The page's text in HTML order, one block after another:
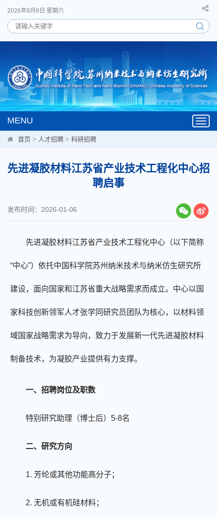
2026年8月8日 星期六
MENU
首页 > 人才招聘 > 科研招聘
先进凝胶材料江苏省产业技术工程化中心招
聘启事
发布时间：2026-01-06
先进凝胶材料江苏省产业技术工程化中心（以下简称
“中心”）依托中国科学院苏州纳米技术与纳米仿生研究所
建设，面向国家和江苏省重大战略需求而成立。中心以国
家科技创新领军人才张学同研究员团队为核心，以材料领
域国家战略需求为导向，致力于发展新一代先进凝胶材料
制备技术，为凝胶产业提供有力支撑。
一、招聘岗位及职数
特别研究助理 （博士后） 5-8名
二、研究方向
1. 芳纶或其他功能高分子；
2. 无机或有机硅材料；